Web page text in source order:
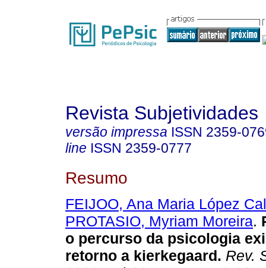
Revista Subjetividades
versão impressa ISSN 2359-
line ISSN 2359-0777
Resumo
FEIJOO, Ana Maria López
PROTASIO, Myriam Moreira.
o percurso da psicologia
retorno a kierkegaard. Rev.